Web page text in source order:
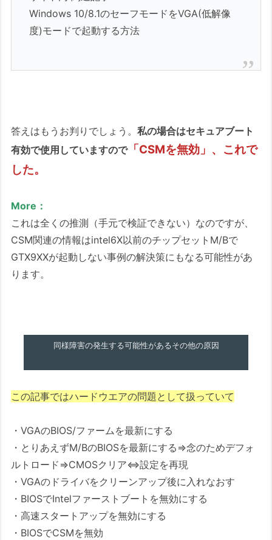
Windows 10/8.1のセーフモードをVGA(低解像
度)モードで起動する方法
答えはもうお判りでしょう。私の場合はセキュアブート
有効で使用していますので「CSMを無効」、これで
した。
More：
これは全くの推測（手元で検証できない）なのですが、
CSM関連の情報はintel6X以前のチップセットM/Bで
GTX9XXが起動しない事例の解決策にもなる可能性があ
ります。
同様障害の発生する可能性があるその他の原因
この記事ではハードウエアの問題として扱っていて
・VGAのBIOS/ファームを最新にする
・とりあえずM/BのBIOSを最新にする⇒念のためデフォ
ルトロード⇒CMOSクリア⇔設定を再現
・VGAのドライバをクリーンアップ後に入れなおす
・BIOSでIntelファーストブートを無効にする
・高速スタートアップを無効にする
・BIOSでCSMを無効